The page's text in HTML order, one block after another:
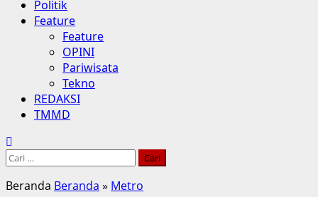
Politik
Feature
Feature
OPINI
Pariwisata
Tekno
REDAKSI
TMMD
Cari
Beranda Beranda » Metro